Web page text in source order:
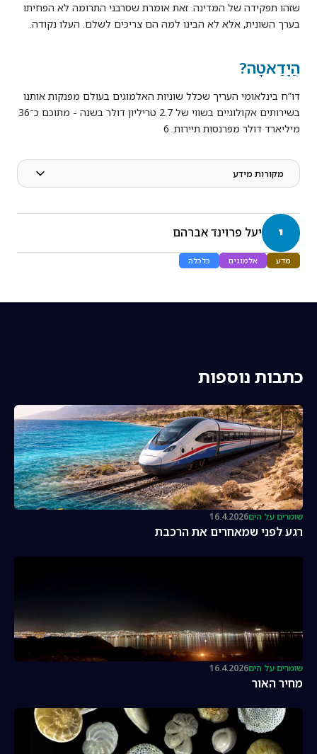
שזהו תפקידה של המדינה. זאת אומרת שסרבני התרומה לא הפחיתו
בערך השונית, אלא לא הבינו למה הם צריכים לשלם. העלו נקודה.
הֲיָדַאטָה?
דו”ח בינלאומי העריך שכלל שוניות האלמוגים בעולם מפנקות אותנו
בשירותים אקולוגיים בשווי של 2.7 טריליון דולר בשנה - מתוכם כ־36
מיליארד דולר מפרנסות תיירות. 6
מקורות מידע
י יעל פרוינד אברהם
מדע אלמוגים כלכלה
כתבות נוספות
שומרים על הים16.4.2026
רגע לפני שמאחרים את הרכבת
שומרים על הים16.4.2026
מחיר האור